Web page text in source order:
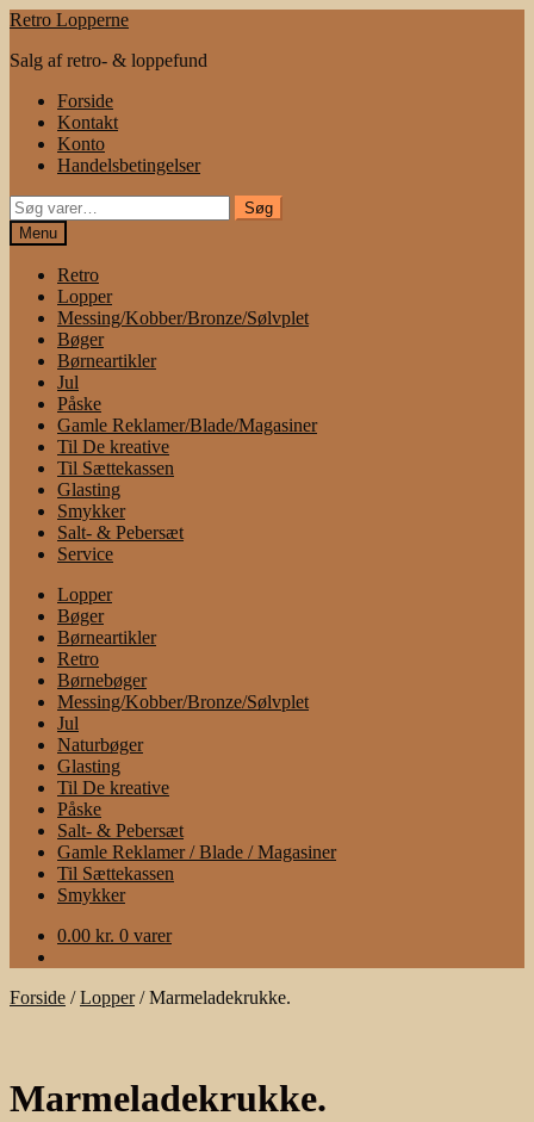
Spring
navigation
Spring
indhold
Retro Lopperne
Salg af retro- & loppefund
Forside
Kontakt
Konto
Handelsbetingelser
Søg
efter:
Søg
Menu
Retro
Lopper
Messing/Kobber/Bronze/Sølvplet
Bøger
Børneartikler
Jul
Påske
Gamle Reklamer/Blade/Magasiner
Til De kreative
Til Sættekassen
Glasting
Smykker
Salt- & Pebersæt
Service
Lopper
Bøger
Børneartikler
Retro
Børnebøger
Messing/Kobber/Bronze/Sølvplet
Jul
Naturbøger
Glasting
Til De kreative
Påske
Salt- & Pebersæt
Gamle Reklamer / Blade / Magasiner
Til Sættekassen
Smykker
0.00 kr. 0 varer
Forside /Lopper/Marmeladekrukke.
Marmeladekrukke.